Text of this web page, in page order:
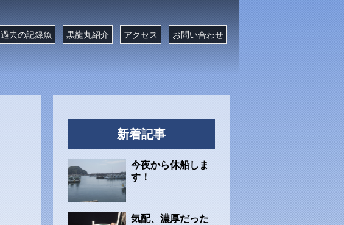
過去の記録魚 黒龍丸紹介 アクセス お問い合わせ
新着記事
今夜から休船しま
す！
気配、濃厚だった